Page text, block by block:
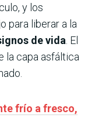
y los
para liberar a la
de vida . El
la capa asfáltica
frío a fresco,